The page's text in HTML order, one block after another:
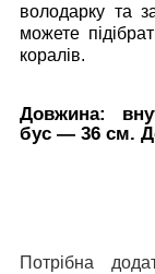
володарку та
можете
коралів.
Довжина:
бус — 36 см.
Потрібна